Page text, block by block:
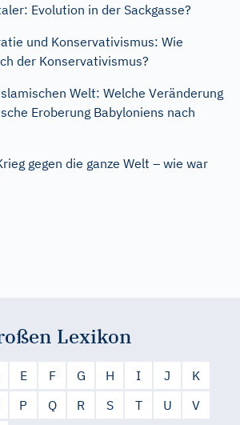
Evolution in der Sackgasse?
und Konservativismus: Wie
der Konservativismus?
Welt: Welche Veränderung
Eroberung Babyloniens nach
gegen die ganze Welt – wie war
Lexikon
E F G H I J
K
P Q R S T U
V